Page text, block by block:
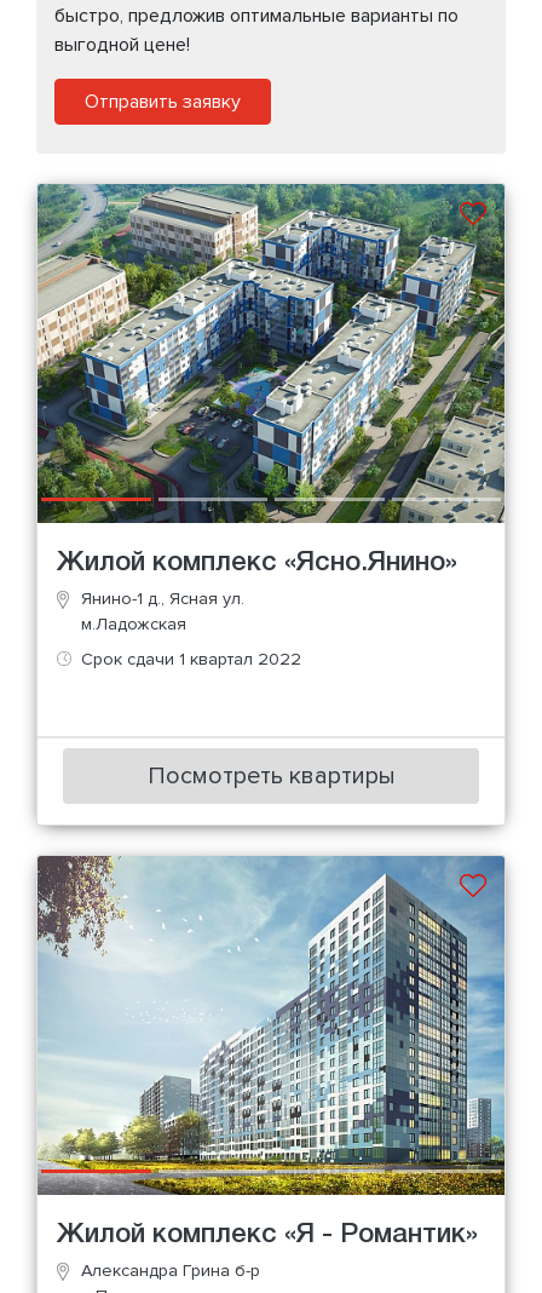
быстро, предложив оптимальные варианты по
выгодной цене!
Отправить заявку
Жилой комплекс «Ясно.Янино»
Янино-1 д., Ясная ул.
м.Ладожская
Срок сдачи 1 квартал 2022
Посмотреть квартиры
Жилой комплекс «Я - Романтик»
Александра Грина б-р